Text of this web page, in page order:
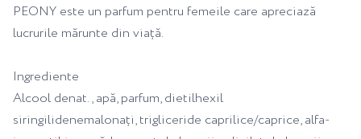
PEONY este un parfum pentru femeile care apreciază
lucrurile mărunte din viață.
Ingrediente
Alcool denat., apă, parfum, dietilhexil
siringilidenemalonați, trigliceride caprilice/caprice, alfa-